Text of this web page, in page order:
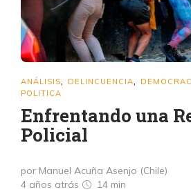
ANÁLISIS DELINCUENCIA
POLITICA
Enfrentando una
Policial
por Manuel Acuña Asenjo (Chile)
4 años atrás
14 min